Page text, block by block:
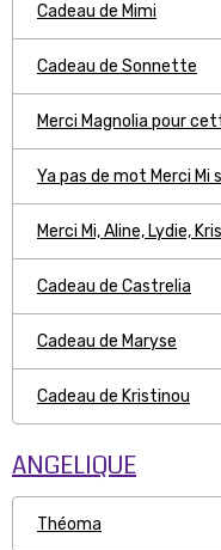
Cadeau de Mimi
Cadeau de Sonnette
Merci Magnolia pour
Ya pas de mot Merci Mi
Merci Mi, Aline, Lydie,
Cadeau de Castrelia
Cadeau de Maryse
Cadeau de Kristinou
ANGELIQUE
Théoma